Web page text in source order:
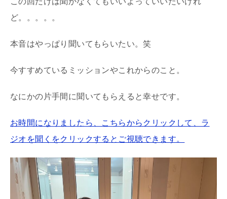
ど。。。。。
本音はやっぱり聞いてもらいたい。笑
今すすめているミッションやこれからのこと。
なにかの片手間に聞いてもらえると幸せです。
お時間になりましたら、こちらからクリックして、ラ
ジオを聞くをクリックするとご視聴できます。